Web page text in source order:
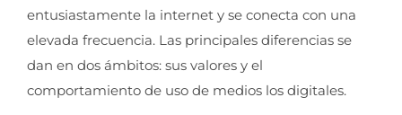
entusiastamente la internet y se conecta con una
elevada frecuencia. Las principales diferencias se
dan en dos ámbitos: sus valores y el
comportamiento de uso de medios los digitales.